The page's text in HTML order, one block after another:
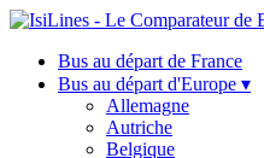
Bus au départ de France
Bus au départ d'Europe ▾
Allemagne
Autriche
Belgique